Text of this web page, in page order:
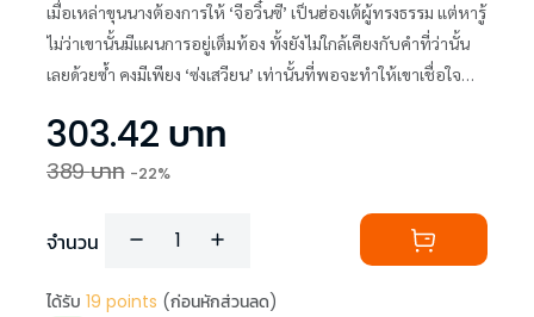
เมื่อเหล่าขุนนางต้องการให้ ‘จีอวิ๋นซี’ เป็นฮ่องเต้ผู้ทรงธรรม แต่หารู้
ไม่ว่าเขานั้นมีแผนการอยู่เต็มท้อง ทั้งยังไม่ใกล้เคียงกับคำที่ว่านั้น
เลยด้วยซ้ำ คงมีเพียง ‘ซ่งเสวียน’ เท่านั้นที่พอจะทำให้เขาเชื่อใจ
303.42 บาท
389บาท -22%
จำนวน
ได้รับ 19 points (ก่อนหักส่วนลด)